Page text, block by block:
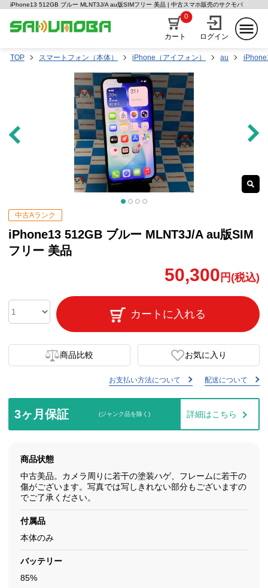
iPhone13 512GB ブルー MLNT3J/A au版SIMフリー 美品 | 中古スマホ販売のサクモバ
カート
0
ログイン
TOP スマートフォン（本体） iPhone（アイフォン） au
中古Aランク
iPhone13 512GB ブルー MLNT3J/A au版SIM
フリー 美品
50,300 円(税込)
カートに入れる
商品比較 お気に入り
お支払い方法について 配送について
3ヶ月保証 (ジャンク品を除く) 詳細はこちら
商品状態
中古美品。カメラ周りに若干の塗装ハゲ、フレームに若干の
傷がございます。写真では写しきれない部分もございますの
でご了承ください。
付属品
本体のみ
バッテリー
85%